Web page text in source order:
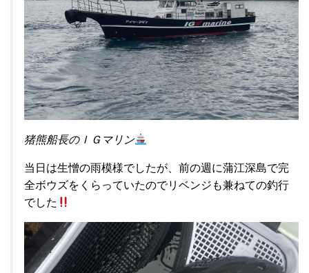
猪熊船長のＩＧマリン
当日は生憎の雨模様でしたが、前の週に蒲江深島で完
全ボウズをくらっていたのでリベンジも兼ねての釣行
でした